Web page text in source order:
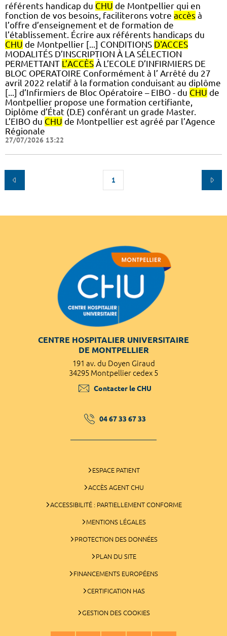
référents handicap du CHU de Montpellier qui en
fonction de vos besoins, faciliterons votre accès à
l’offre d’enseignement et de formation de
l’établissement. Écrire aux référents handicaps du
CHU de Montpellier [...] CONDITIONS D'ACCES
MODALITÉS D’INSCRIPTION À LA SÉLECTION
PERMETTANT L’ACCÈS À L’ECOLE D’INFIRMIERS DE
BLOC OPERATOIRE Conformément à l’ Arrêté du 27
avril 2022 relatif à la formation conduisant au diplôme
[...] d’Infirmiers de Bloc Opératoire – EIBO - du CHU de
Montpellier propose une formation certifiante,
Diplôme d’État (D.E) conférant un grade Master.
L’EIBO du CHU de Montpellier est agréé par l’Agence
Régionale
27/07/2026 13:22
1
CENTRE HOSPITALIER UNIVERSITAIRE
DE MONTPELLIER
191 av. du Doyen Giraud
34295 Montpellier cedex 5
Contacter le CHU
04 67 33 67 33
ESPACE PATIENT
ACCÈS AGENT CHU
ACCESSIBILITÉ : PARTIELLEMENT CONFORME
MENTIONS LÉGALES
PROTECTION DES DONNÉES
PLAN DU SITE
FINANCEMENTS EUROPÉENS
CERTIFICATION HAS
GESTION DES COOKIES